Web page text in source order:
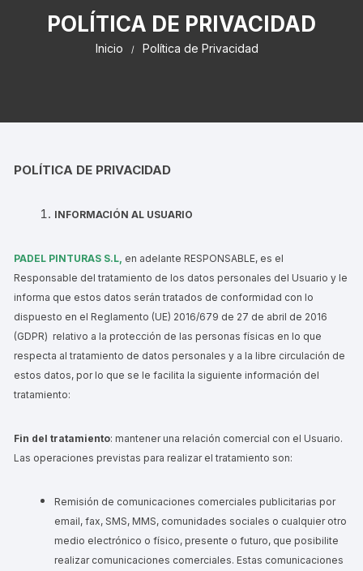
POLÍTICA DE PRIVACIDAD
Inicio Política de Privacidad
POLÍTICA DE PRIVACIDAD
INFORMACIÓN AL USUARIO
PADEL PINTURAS S.L, en adelante RESPONSABLE, es el
Responsable del tratamiento de los datos personales del Usuario y le
informa que estos datos serán tratados de conformidad con lo
dispuesto en el Reglamento (UE) 2016/679 de 27 de abril de 2016
(GDPR) relativo a la protección de las personas físicas en lo que
respecta al tratamiento de datos personales y a la libre circulación de
estos datos, por lo que se le facilita la siguiente información del
tratamiento:
Fin del tratamiento: mantener una relación comercial con el Usuario.
Las operaciones previstas para realizar el tratamiento son:
Remisión de comunicaciones comerciales publicitarias por
email, fax, SMS, MMS, comunidades sociales o cualquier otro
medio electrónico o físico, presente o futuro, que posibilite
realizar comunicaciones comerciales. Estas comunicaciones